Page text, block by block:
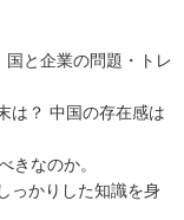
と企業の問題・トレ
は？ 中国の存在感は
なのか。
っかりした知識を身